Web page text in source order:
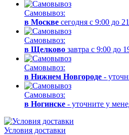
Самовывоз:
в Москве сегодня с 9:00 до
Самовывоз:
в Щелково завтра с 9:00 до
Самовывоз:
в Нижнем Новгороде -
Самовывоз:
в Ногинске - уточните у
Условия доставки